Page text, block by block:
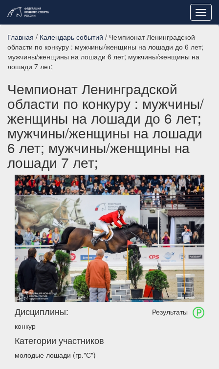
Главная / Календарь событий / Чемпионат Ленинградской
области по конкуру : мужчины/женщины на лошади до 6 лет;
мужчины/женщины на лошади 6 лет; мужчины/женщины на
лошади 7 лет;
Чемпионат Ленинградской
области по конкуру : мужчины/
женщины на лошади до 6 лет;
мужчины/женщины на лошади
6 лет; мужчины/женщины на
лошади 7 лет;
Результаты
Дисциплины:
конкур
Категории участников
молодые лошади (гр."С")